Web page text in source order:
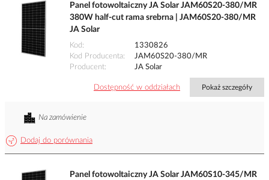
Panel fotowoltaiczny JA Solar JAM60S20-380/MR
380W half-cut rama srebrna | JAM60S20-380/MR
JA Solar
Kod
1330826
Kod Producenta
JAM60S20-380/MR
Producent
JA Solar
Dostępność w oddziałach Pokaż szczegóły
Dodaj do porównania
Na zamówienie
Panel fotowoltaiczny JA Solar JAM60S10-345/MR